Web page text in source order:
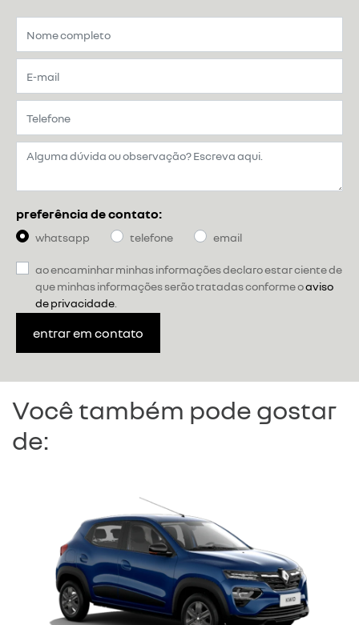
preferência de contato:
whatsapp telefone email
ao encaminhar minhas informações declaro estar ciente de
que minhas informações serão tratadas conforme oaviso
de privacidade
entrar em contato
Você também pode gostar
de: